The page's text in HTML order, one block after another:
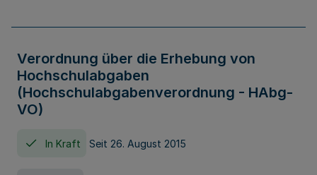
Verordnung über die Erhebung von
Hochschulabgaben
(Hochschulabgabenverordnung - HAbg-
VO)
In Kraft Seit 26. August 2015